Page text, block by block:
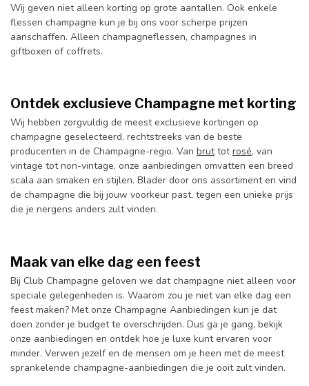
Wij geven niet alleen korting op grote aantallen. Ook enkele
flessen champagne kun je bij ons voor scherpe prijzen
aanschaffen. Alleen champagneflessen, champagnes in
giftboxen of coffrets.
Ontdek exclusieve Champagne met korting
Wij hebben zorgvuldig de meest exclusieve kortingen op
champagne geselecteerd, rechtstreeks van de beste
producenten in de Champagne-regio. Van bruttotrosé, van
vintage tot non-vintage, onze aanbiedingen omvatten een breed
scala aan smaken en stijlen. Blader door ons assortiment en vind
de champagne die bij jouw voorkeur past, tegen een unieke prijs
die je nergens anders zult vinden.
Maak van elke dag een feest
Bij Club Champagne geloven we dat champagne niet alleen voor
speciale gelegenheden is. Waarom zou je niet van elke dag een
feest maken? Met onze Champagne Aanbiedingen kun je dat
doen zonder je budget te overschrijden. Dus ga je gang, bekijk
onze aanbiedingen en ontdek hoe je luxe kunt ervaren voor
minder. Verwen jezelf en de mensen om je heen met de meest
sprankelende champagne-aanbiedingen die je ooit zult vinden.